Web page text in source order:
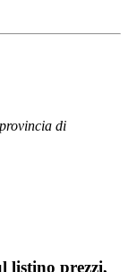
di
listino prezzi,